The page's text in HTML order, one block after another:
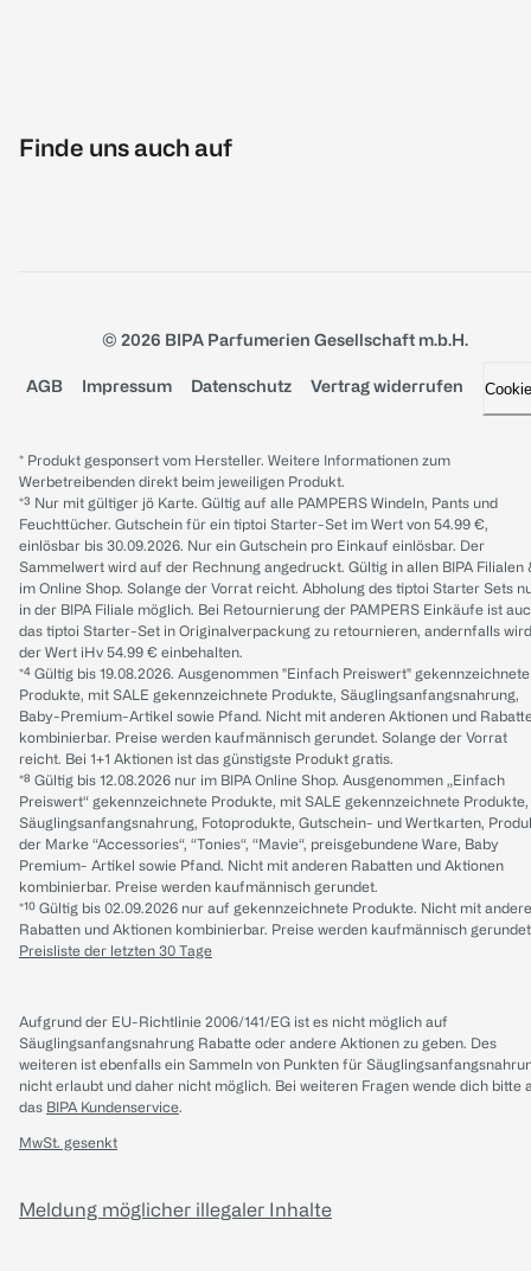
Finde uns auch auf
© 2026 BIPA Parfumerien Gesellschaft m.b.H.
AGB Impressum Datenschutz Vertrag widerrufen
* Produkt gesponsert vom Hersteller. Weitere Informationen zum
Werbetreibenden direkt beim jeweiligen Produkt.
*³ Nur mit gültiger jö Karte. Gültig auf alle PAMPERS Windeln, Pants und
Feuchttücher. Gutschein für ein tiptoi Starter-Set im Wert von 54.99 €,
einlösbar bis 30.09.2026. Nur ein Gutschein pro Einkauf einlösbar. Der
Sammelwert wird auf der Rechnung angedruckt. Gültig in allen BIPA Filialen
im Online Shop. Solange der Vorrat reicht. Abholung des tiptoi Starter Sets
in der BIPA Filiale möglich. Bei Retournierung der PAMPERS Einkäufe ist
das tiptoi Starter-Set in Originalverpackung zu retournieren, andernfalls wird
der Wert iHv 54.99 € einbehalten.
*⁴ Gültig bis 19.08.2026. Ausgenommen "Einfach Preiswert" gekennzeichnete
Produkte, mit SALE gekennzeichnete Produkte, Säuglingsanfangsnahrung,
Baby-Premium-Artikel sowie Pfand. Nicht mit anderen Aktionen und
kombinierbar. Preise werden kaufmännisch gerundet. Solange der Vorrat
reicht. Bei 1+1 Aktionen ist das günstigste Produkt gratis.
*⁸ Gültig bis 12.08.2026 nur im BIPA Online Shop. Ausgenommen „Einfach
Preiswert“ gekennzeichnete Produkte, mit SALE gekennzeichnete Produkte,
Säuglingsanfangsnahrung, Fotoprodukte, Gutschein- und Wertkarten,
der Marke “Accessories“, “Tonies“, “Mavie“, preisgebundene Ware, Baby
Premium- Artikel sowie Pfand. Nicht mit anderen Rabatten und Aktionen
kombinierbar. Preise werden kaufmännisch gerundet.
*¹⁰ Gültig bis 02.09.2026 nur auf gekennzeichnete Produkte. Nicht mit
Rabatten und Aktionen kombinierbar. Preise werden kaufmännisch
Preisliste der letzten 30 Tage
Aufgrund der EU-Richtlinie 2006/141/EG ist es nicht möglich auf
Säuglingsanfangsnahrung Rabatte oder andere Aktionen zu geben. Des
weiteren ist ebenfalls ein Sammeln von Punkten für
nicht erlaubt und daher nicht möglich. Bei weiteren Fragen wende dich bitte
das BIPA Kundenservice.
MwSt. gesenkt
Meldung möglicher illegaler Inhalte